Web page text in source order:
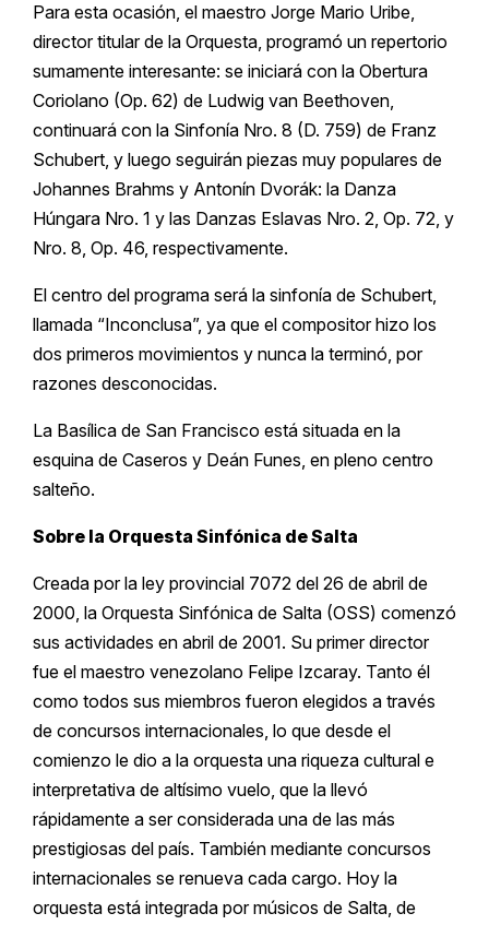
Para esta ocasión, el maestro Jorge Mario Uribe,
director titular de la Orquesta, programó un repertorio
sumamente interesante: se iniciará con la Obertura
Coriolano (Op. 62) de Ludwig van Beethoven,
continuará con la Sinfonía Nro. 8 (D. 759) de Franz
Schubert, y luego seguirán piezas muy populares de
Johannes Brahms y Antonín Dvorák: la Danza
Húngara Nro. 1 y las Danzas Eslavas Nro. 2, Op. 72, y
Nro. 8, Op. 46, respectivamente.
El centro del programa será la sinfonía de Schubert,
llamada “Inconclusa”, ya que el compositor hizo los
dos primeros movimientos y nunca la terminó, por
razones desconocidas.
La Basílica de San Francisco está situada en la
esquina de Caseros y Deán Funes, en pleno centro
salteño.
Sobre la Orquesta Sinfónica de Salta
Creada por la ley provincial 7072 del 26 de abril de
2000, la Orquesta Sinfónica de Salta (OSS) comenzó
sus actividades en abril de 2001. Su primer director
fue el maestro venezolano Felipe Izcaray. Tanto él
como todos sus miembros fueron elegidos a través
de concursos internacionales, lo que desde el
comienzo le dio a la orquesta una riqueza cultural e
interpretativa de altísimo vuelo, que la llevó
rápidamente a ser considerada una de las más
prestigiosas del país. También mediante concursos
internacionales se renueva cada cargo. Hoy la
orquesta está integrada por músicos de Salta, de